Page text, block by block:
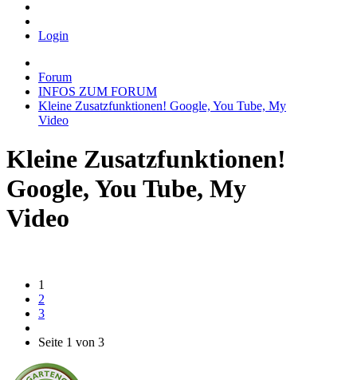
Login
Forum
INFOS ZUM FORUM
Kleine Zusatzfunktionen! Google, You Tube, My
Video
Kleine Zusatzfunktionen!
Google, You Tube, My
Video
1
2
3
Seite 1 von 3